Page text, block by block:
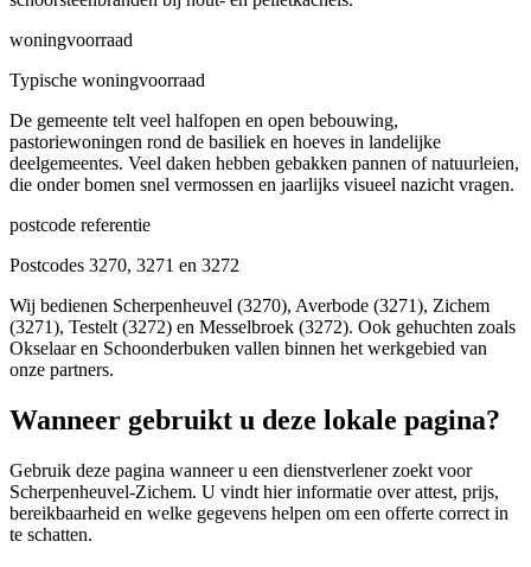
woningvoorraad
Typische woningvoorraad
De gemeente telt veel halfopen en open bebouwing,
pastoriewoningen rond de basiliek en hoeves in landelijke
deelgemeentes. Veel daken hebben gebakken pannen of natuurleien,
die onder bomen snel vermossen en jaarlijks visueel nazicht vragen.
postcode referentie
Postcodes 3270, 3271 en 3272
Wij bedienen Scherpenheuvel (3270), Averbode (3271), Zichem
(3271), Testelt (3272) en Messelbroek (3272). Ook gehuchten zoals
Okselaar en Schoonderbuken vallen binnen het werkgebied van
onze partners.
Wanneer gebruikt u deze lokale pagina?
Gebruik deze pagina wanneer u een dienstverlener zoekt voor
Scherpenheuvel-Zichem. U vindt hier informatie over attest, prijs,
bereikbaarheid en welke gegevens helpen om een offerte correct in
te schatten.